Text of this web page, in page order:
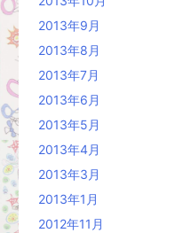
2013年9月
2013年8月
2013年7月
2013年6月
2013年5月
2013年4月
2013年3月
2013年1月
2012年11月